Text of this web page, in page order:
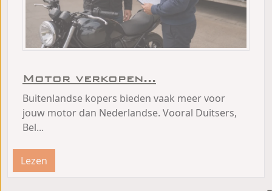
Motor verkopen...
Buitenlandse kopers bieden vaak meer voor
jouw motor dan Nederlandse. Vooral Duitsers,
Bel...
Lezen